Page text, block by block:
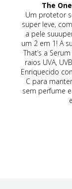
The
Um protetor
super leve,
a pele
um 2 em 1! A
That’s a
raios UVA,
Enriquecido
C para
sem perfume